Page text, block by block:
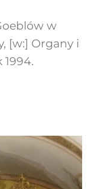
w
[w:] Organy i
1994.